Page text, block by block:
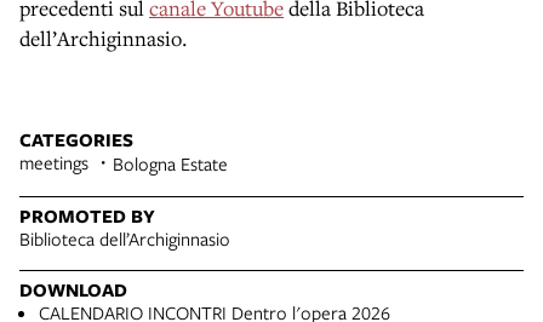
precedenti sul canale Youtubedella Biblioteca
dell’Archiginnasio.
CATEGORIES
meetings Bologna Estate
PROMOTED BY
Biblioteca dell’Archiginnasio
DOWNLOAD
CALENDARIO INCONTRI Dentro l'opera 2026